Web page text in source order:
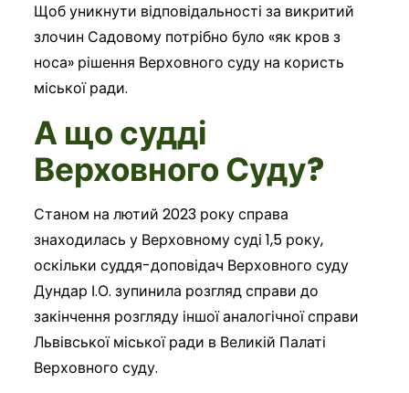
Щоб уникнути відповідальності за викритий
злочин Садовому потрібно було «як кров з
носа» рішення Верховного суду на користь
міської ради.
А що судді
Верховного Суду?
Станом на лютий 2023 року справа
знаходилась у Верховному суді 1,5 року,
оскільки суддя-доповідач Верховного суду
Дундар І.О. зупинила розгляд справи до
закінчення розгляду іншої аналогічної справи
Львівської міської ради в Великій Палаті
Верховного суду.